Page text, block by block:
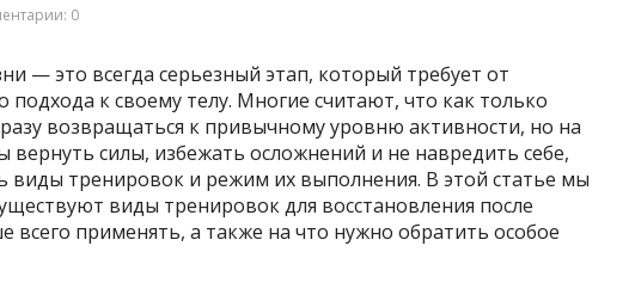
0
— это всегда серьезный этап, который требует от
подхода к своему телу. Многие считают, что как только
возвращаться к привычному уровню активности, но на
вернуть силы, избежать осложнений и не навредить себе,
виды тренировок и режим их выполнения. В этой статье мы
виды тренировок для восстановления после
всего применять, а также на что нужно обратить особое